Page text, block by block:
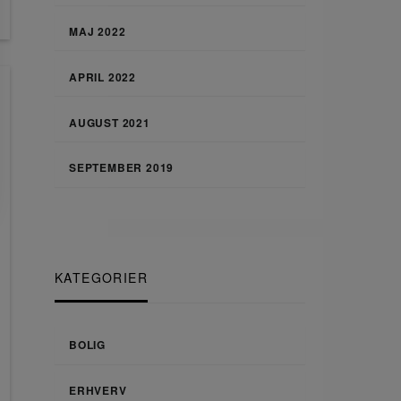
MAJ 2022
APRIL 2022
AUGUST 2021
SEPTEMBER 2019
KATEGORIER
BOLIG
ERHVERV